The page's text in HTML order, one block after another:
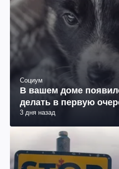
Социум
В вашем доме
делать в первую
3 дня назад